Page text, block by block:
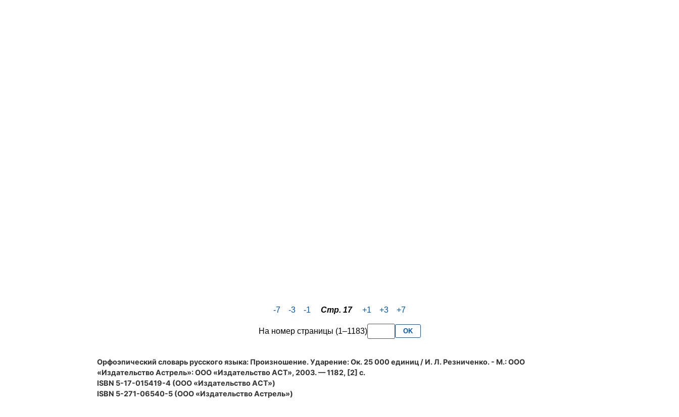
-7 -3 -1 Стр. 17 +1 +3 +7
На номер страницы (1–1183) OK
Орфоэпический словарь русского языка: Произношение. Ударение: Ок. 25 000 единиц / И. Л. Резниченко. - М.: ООО
«Издательство Астрель»: ООО «Издательство АСТ», 2003. — 1182, [2] с.
ISBN 5-17-015419-4 (ООО «Издательство АСТ»)
ISBN 5-271-06540-5 (ООО «Издательство Астрель»)